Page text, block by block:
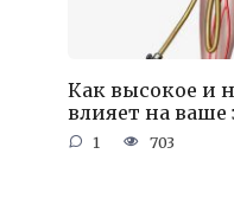
Как высокое и
влияет на ваше
1 703